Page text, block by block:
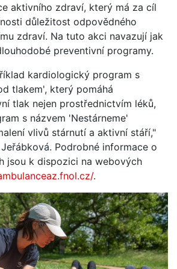
aktivního zdraví, který má za cíl
důležitost odpovědného
zdraví. Na tuto akci navazují jak
preventivní programy.
kardiologický program s
tlakem', který pomáhá
tlak nejen prostřednictvím léků,
s názvem 'Nestárneme'
vlivů stárnutí a aktivní stáří,"
Podrobné informace o
jsou k dispozici na webových
.